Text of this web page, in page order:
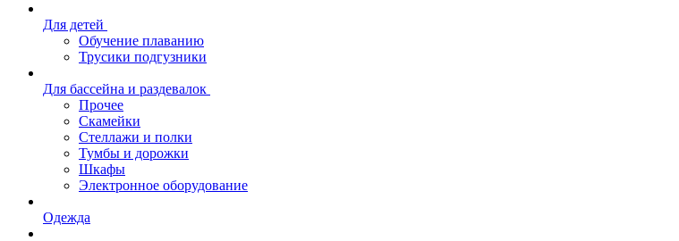
Для детей
Обучение плаванию
Трусики подгузники
Для бассейна и раздевалок
Прочее
Скамейки
Стеллажи и полки
Тумбы и дорожки
Шкафы
Электронное оборудование
Одежда